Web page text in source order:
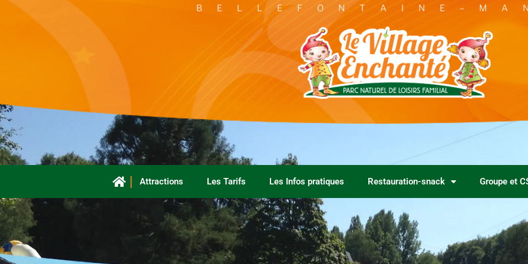
Aller
B E L L E F O N T A I N E – M A
Attractions Les Tarifs Les Infos pratiques Restauration-snack Groupe et